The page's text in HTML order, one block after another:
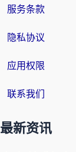
服务条款
隐私协议
应用权限
联系我们
最新资讯